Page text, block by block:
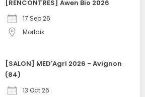
[RENCONTRES] Awen Bio 2026
17 Sep 26
Morlaix
[SALON] MED'Agri 2026 - Avignon
(84)
13 Oct 26